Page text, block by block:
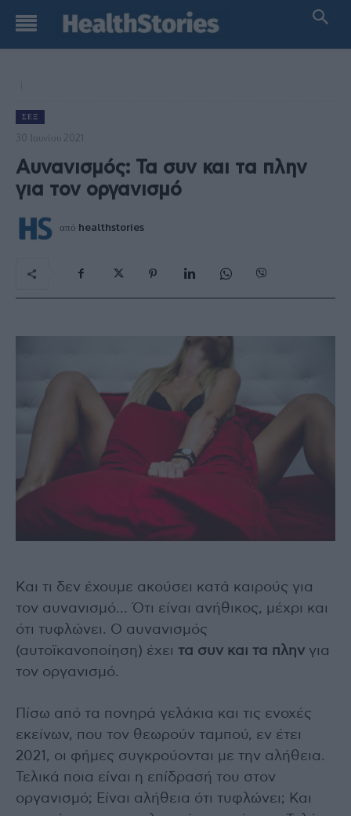
ΣΕΞ
30 Ιουνίου 2021
Αυνανισμός: Τα συν και τα πλην
για τον οργανισμό
από healthstories
Και τι δεν έχουμε ακούσει κατά καιρούς για
τον αυνανισμό… Ότι είναι ανήθικος, μέχρι και
ότι τυφλώνει. Ο αυνανισμός
(αυτοϊκανοποίηση) έχει τα συν και τα πλην για
τον οργανισμό.
Πίσω από τα πονηρά γελάκια και τις ενοχές
εκείνων, που τον θεωρούν ταμπού, εν έτει
2021, οι φήμες συγκρούονται με την αλήθεια.
Τελικά ποια είναι η επίδρασή του στον
οργανισμό; Είναι αλήθεια ότι τυφλώνει; Και